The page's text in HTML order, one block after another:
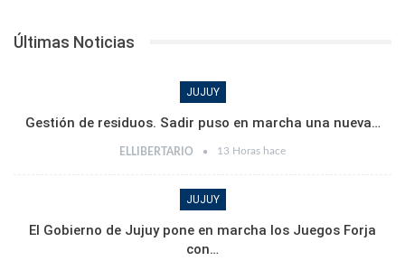
Últimas Noticias
JUJUY
Gestión de residuos. Sadir puso en marcha una nueva…
ELLIBERTARIO 13 Horas hace
JUJUY
El Gobierno de Jujuy pone en marcha los Juegos Forja
con…